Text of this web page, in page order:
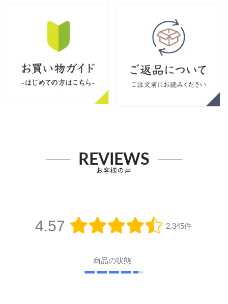
REVIEWS
お客様の声
4.57 2,345件
商品の状態